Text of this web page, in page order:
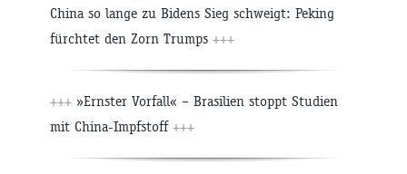
China so lange zu Bidens Sieg schweigt: Peking
fürchtet den Zorn Trumps +++
+++ »Ernster Vorfall« – Brasilien stoppt Studien
mit China-Impfstoff +++